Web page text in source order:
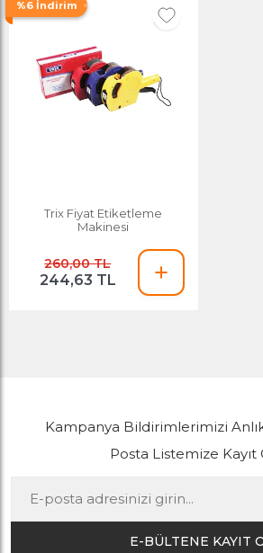
%6 İndirim
Trix Fiyat Etiketleme
Makinesi
260,00 TL
244,63 TL
Kampanya Bildirimlerimizi
Posta Listemize Kayıt
E-BÜLTENE KAYIT